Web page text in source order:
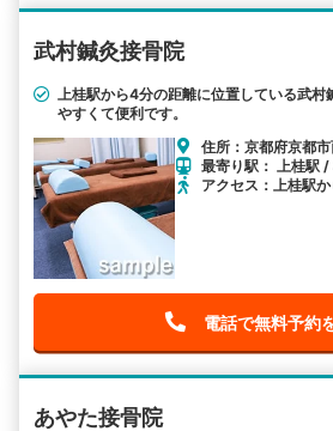
武村鍼灸接骨院
上桂駅から4分の距離に位置している武村
やすくて便利です。
住所：京都府京都
最寄り駅： 上桂駅
アクセス：上桂駅
電話で無料予約
あやた接骨院